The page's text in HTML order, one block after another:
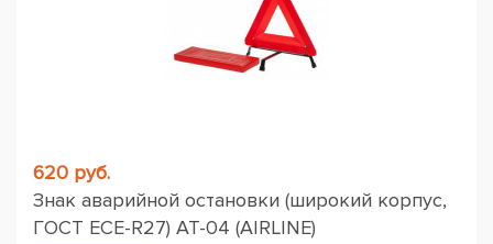
620 руб.
Знак аварийной остановки (широкий корпус,
ГОСТ ЕСЕ-R27) AT-04 (AIRLINE)